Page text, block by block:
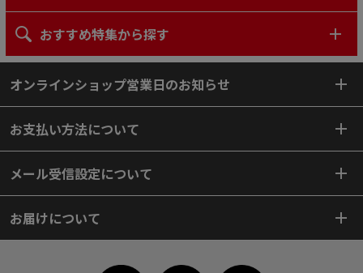
おすすめ特集から探す
オンラインショップ営業日のお知らせ
お支払い方法について
メール受信設定について
お届けについて